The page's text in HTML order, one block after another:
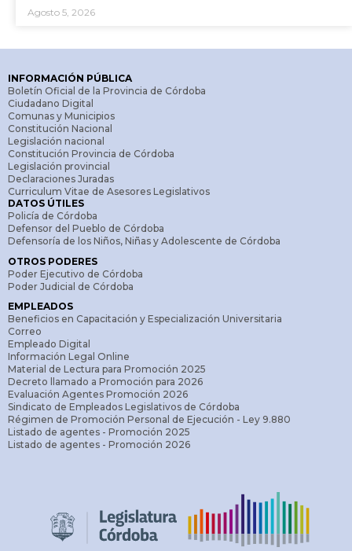
Agosto 5, 2026
INFORMACIÓN PÚBLICA
Boletín Oficial de la Provincia de Córdoba
Ciudadano Digital
Comunas y Municipios
Constitución Nacional
Legislación nacional
Constitución Provincia de Córdoba
Legislación provincial
Declaraciones Juradas
Curriculum Vitae de Asesores Legislativos
DATOS ÚTILES
Policía de Córdoba
Defensor del Pueblo de Córdoba
Defensoría de los Niños, Niñas y Adolescente de Córdoba
OTROS PODERES
Poder Ejecutivo de Córdoba
Poder Judicial de Córdoba
EMPLEADOS
Beneficios en Capacitación y Especialización Universitaria
Correo
Empleado Digital
Información Legal Online
Material de Lectura para Promoción 2025
Decreto llamado a Promoción para 2026
Evaluación Agentes Promoción 2026
Sindicato de Empleados Legislativos de Córdoba
Régimen de Promoción Personal de Ejecución - Ley 9.880
Listado de agentes - Promoción 2025
Listado de agentes - Promoción 2026